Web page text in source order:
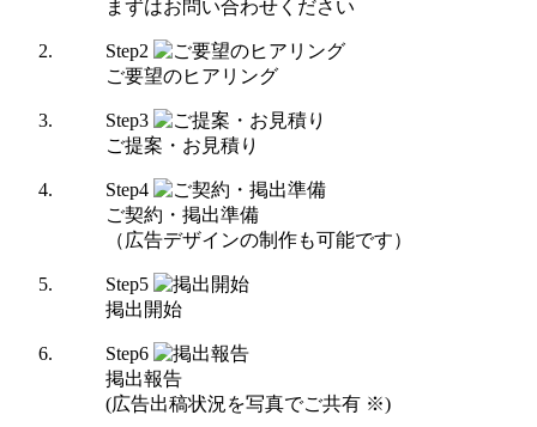
まずはお問い合わせください
Step2
ご要望のヒアリング
Step3
ご提案・お見積り
Step4
ご契約・掲出準備
（広告デザインの制作も可能です）
Step5
掲出開始
Step6
掲出報告
(広告出稿状況を写真でご共有 ※)